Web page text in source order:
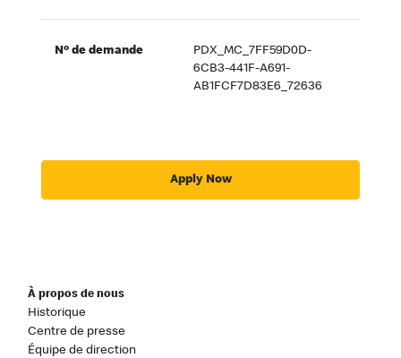
Nº de demande
PDX_MC_7FF59D0D-
6CB3-441F-A691-
AB1FCF7D83E6_72636
Apply Now
À propos de nous
Historique
Centre de presse
Équipe de direction